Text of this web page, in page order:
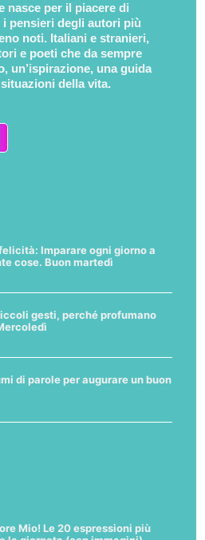
nasce per il piacere di
i pensieri degli autori più
noti. Italiani e stranieri,
e poeti che da sempre
un’ispirazione, una guida
della vita.
Imparare ogni giorno a
cose. Buon martedì
gesti, perché profumano
di parole per augurare un buon
Mio! Le 20 espressioni più